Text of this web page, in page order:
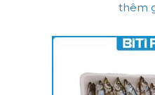
thêm